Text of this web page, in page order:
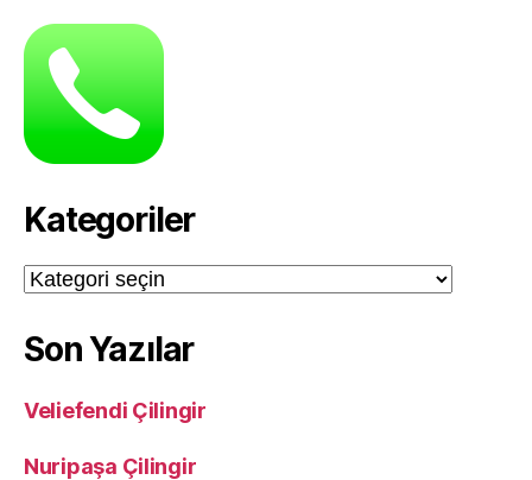
Kategoriler
Kategoriler
Son Yazılar
Veliefendi Çilingir
Nuripaşa Çilingir